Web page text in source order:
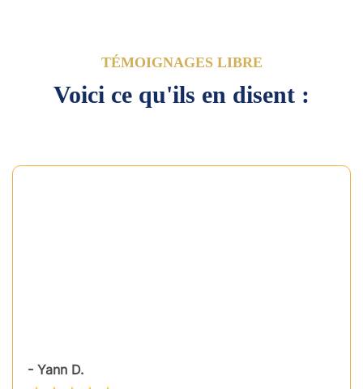
TÉMOIGNAGES LIBRE
Voici ce qu'ils en disent :
- Yann D.